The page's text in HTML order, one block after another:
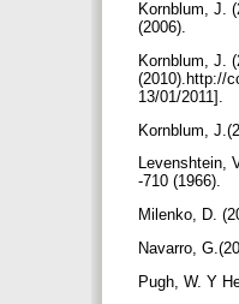
Kornblum, J.
(2006).
Kornblum, J.
(2010).http://
13/01/2011].
Kornblum,
Levenshtein,
-710 (1966).
Milenko, D.
Navarro,
Pugh, W. Y